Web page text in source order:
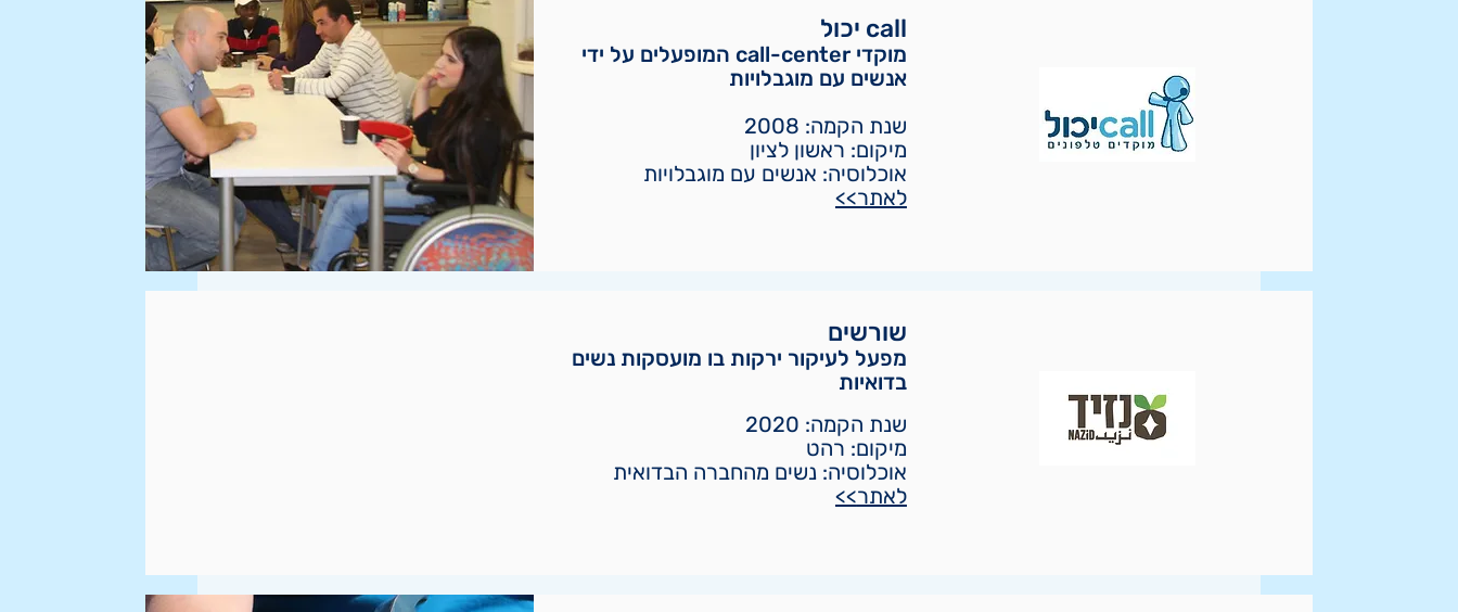
call יכול
מוקדי call-center המופעלים על ידי
אנשים עם מוגבלויות
שנת הקמה: 2008
מיקום: ראשון לציון
אוכלוסיה: אנשים עם מוגבלויות
לאתר>>
שורשים
מפעל לעיקור ירקות בו מועסקות נשים
בדואיות
שנת הקמה: 2 020
מיקום: רהט
אוכלוסיה: נשים מהחברה הבדואית
לאתר>>